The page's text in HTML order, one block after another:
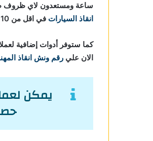
ساعة ومستعدون لاي ظروف
انقاذ السيارات في اقل من 10 دقائق.
كما ستوفر أدوات إضافية
الان علي رقم ونش انقاذ
يمكن
حصري